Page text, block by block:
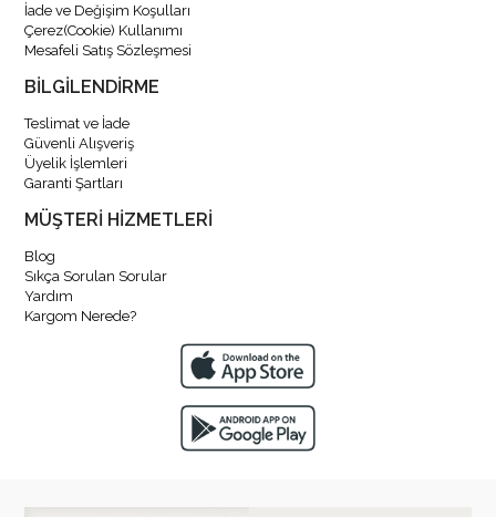
İade ve Değişim Koşulları
Çerez(Cookie) Kullanımı
Mesafeli Satış Sözleşmesi
BİLGİLENDİRME
Teslimat ve İade
Güvenli Alışveriş
Üyelik İşlemleri
Garanti Şartları
MÜŞTERİ HİZMETLERİ
Blog
Sıkça Sorulan Sorular
Yardım
Kargom Nerede?